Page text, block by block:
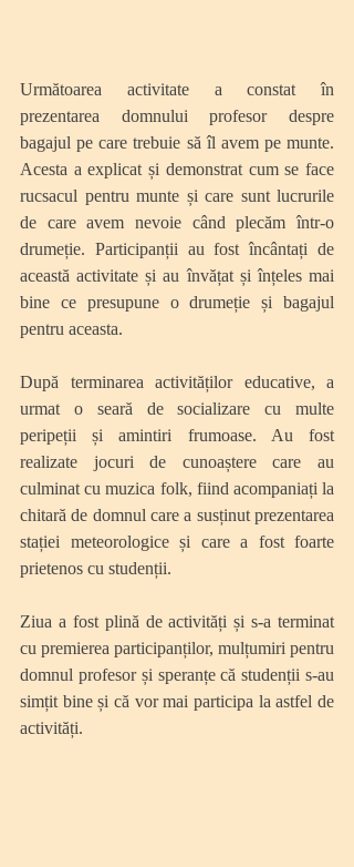
Următoarea activitate a constat în
prezentarea domnului profesor despre
bagajul pe care trebuie să îl avem pe munte.
Acesta a explicat și demonstrat cum se face
rucsacul pentru munte și care sunt lucrurile
de care avem nevoie când plecăm într-o
drumeție. Participanții au fost încântați de
această activitate și au învățat și înțeles mai
bine ce presupune o drumeție și bagajul
pentru aceasta.
După terminarea activităților educative, a
urmat o seară de socializare cu multe
peripeții și amintiri frumoase. Au fost
realizate jocuri de cunoaștere care au
culminat cu muzica folk, fiind acompaniați la
chitară de domnul care a susținut prezentarea
stației meteorologice și care a fost foarte
prietenos cu studenții.
Ziua a fost plină de activități și s-a terminat
cu premierea participanților, mulțumiri pentru
domnul profesor și speranțe că studenții s-au
simțit bine și că vor mai participa la astfel de
activități.